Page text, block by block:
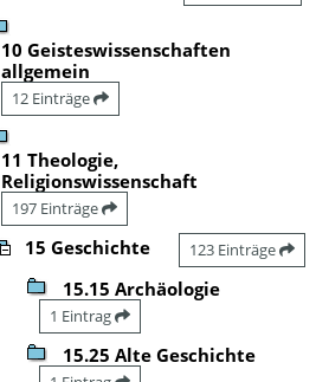
10 Geisteswissenschaften
allgemein
12 Einträge
11 Theologie,
Religionswissenschaft
197 Einträge
15 Geschichte 123 Einträge
15.15 Archäologie
1 Eintrag
15.25 Alte Geschichte